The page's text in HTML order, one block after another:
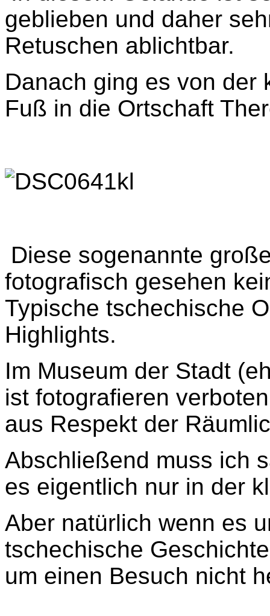
geblieben und daher
Retuschen ablichtbar.
Danach ging es von der
Fuß in die Ortschaft
Diese sogenannte
fotografisch gesehen
Typische tschechische
Highlights.
Im Museum der Stadt
ist fotografieren
aus Respekt der
Abschließend muss ich
es eigentlich nur in der
Aber natürlich wenn es
tschechische
um einen Besuch nicht